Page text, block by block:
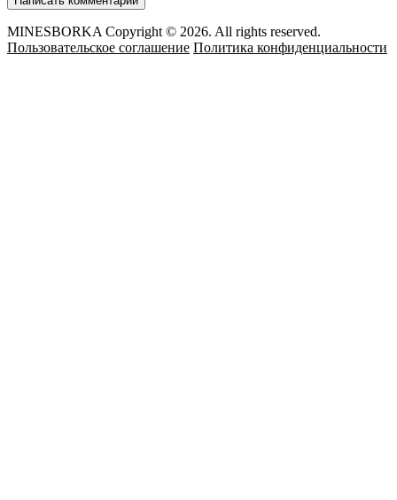
MINESBORKA Copyright © 2026. All rights reserved.
Пользовательское соглашение Политика конфиденциальности